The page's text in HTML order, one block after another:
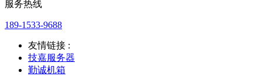
服务热线
189-1533-9688
友情链接 :
技嘉服务器
勤诚机箱